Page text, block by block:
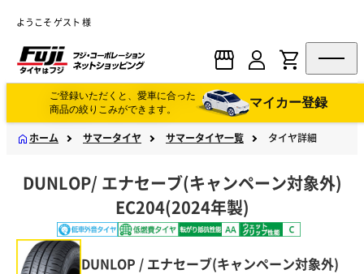
ようこそ ゲスト 様
ご登録いただくと、愛車に合った
商品の絞りこみができます。
マイカー登録
ホーム サマータイヤ サマータイヤ一覧 タイヤ詳細
DUNLOP/ エナセーブ(キャンペーン対象外)
EC204(2024年製)
DUNLOP / エナセーブ(キャンペーン対象外)